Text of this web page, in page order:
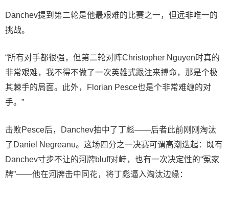
Danchev提到第二轮是他最艰难的比赛之一，但远非唯一的
挑战。
“所有对手都很强，但第二轮对阵Christopher Nguyen时真的
非常艰难，我不得不做了一次英雄式跟注来搏命，那是个极
其棘手的局面。此外，Florian Pesce也是个非常难缠的对
手。”
击败Pesce后，Danchev抽中了丁彪——后者此前刚刚淘汰
了Daniel Negreanu。这场四分之一决赛可谓高潮迭起：既有
Danchev寸步不让的河牌bluff对峙，也有一次决定性的“冤家
牌”——他在河牌击中同花，将丁彪逼入淘汰边缘：